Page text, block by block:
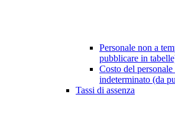
Personale non a
pubblicare in
Costo del
indeterminato (da
Tassi di assenza